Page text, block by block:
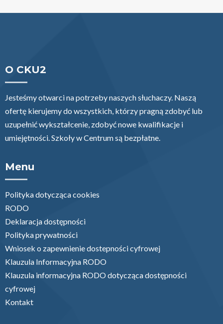
O CKU2
Jesteśmy otwarci na potrzeby naszych słuchaczy. Naszą
ofertę kierujemy do wszystkich, którzy pragną zdobyć lub
uzupełnić wykształcenie, zdobyć nowe kwalifikacje i
umiejętności. Szkoły w Centrum są bezpłatne.
Menu
Polityka dotycząca cookies
RODO
Deklaracja dostępności
Polityka prywatności
Wniosek o zapewnienie dostepności cyfrowej
Klauzula Informacyjna RODO
Klauzula informacyjna RODO dotycząca dostępności
cyfrowej
Kontakt